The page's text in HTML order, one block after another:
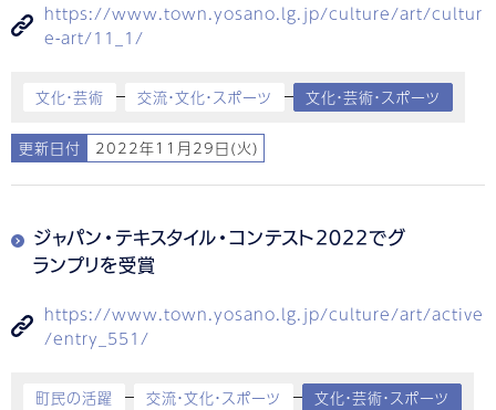
https://www.town.yosano.lg.jp/culture/art/cultur
e-art/11_1/
文化・芸術 交流・文化・スポーツ 文化・芸術・スポーツ
更新日付 2022年11月29日(火)
ジャパン・テキスタイル・コンテスト2022でグ
ランプリを受賞
https://www.town.yosano.lg.jp/culture/art/active
/entry_551/
町民の活躍 交流・文化・スポーツ 文化・芸術・スポーツ